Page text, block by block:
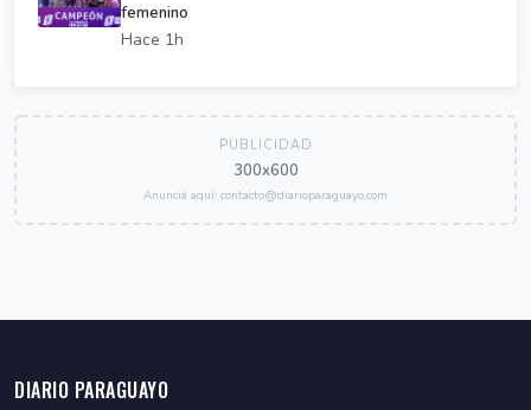
femenino
Hace 1h
PUBLICIDAD
300x600
Anunciá aquí: contacto@diarioparaguayo.com
DIARIO PARAGUAYO